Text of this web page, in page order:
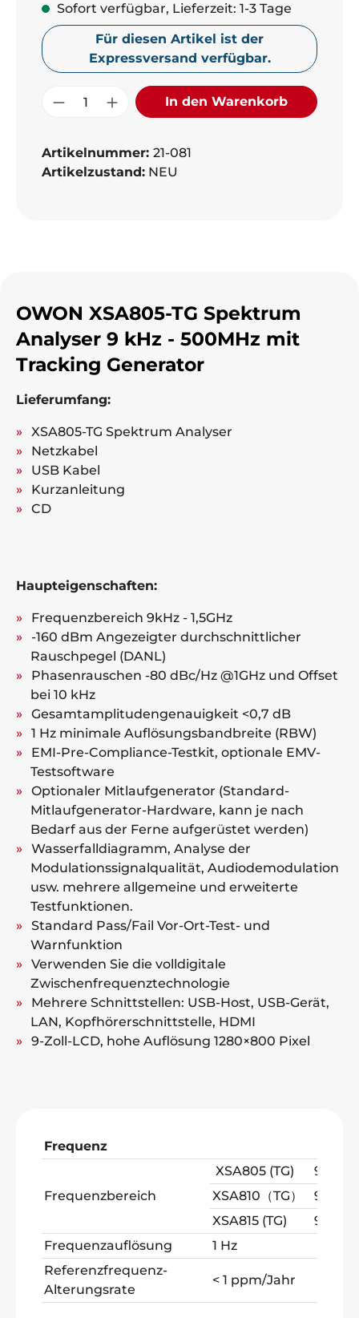
Sofort verfügbar, Lieferzeit: 1-3 Tage
Für diesen Artikel ist der
Expressversand verfügbar.
Produkt Anzahl: Gib den
In den Warenkorb
Artikelnummer: 21-081
Artikelzustand: NEU
OWON XSA805-TG Spektrum
Analyser 9 kHz - 500MHz mit
Tracking Generator
Lieferumfang:
XSA805-TG Spektrum Analyser
Netzkabel
USB Kabel
Kurzanleitung
CD
Haupteigenschaften:
Frequenzbereich 9kHz - 1,5GHz
-160 dBm Angezeigter durchschnittlicher
Rauschpegel (DANL)
Phasenrauschen -80 dBc/Hz @1GHz und Offset
bei 10 kHz
Gesamtamplitudengenauigkeit <0,7 dB
1 Hz minimale Auflösungsbandbreite (RBW)
EMI-Pre-Compliance-Testkit, optionale EMV-
Testsoftware
Optionaler Mitlaufgenerator (Standard-
Mitlaufgenerator-Hardware, kann je nach
Bedarf aus der Ferne aufgerüstet werden)
Wasserfalldiagramm, Analyse der
Modulationssignalqualität, Audiodemodulation
usw. mehrere allgemeine und erweiterte
Testfunktionen.
Standard Pass/Fail Vor-Ort-Test- und
Warnfunktion
Verwenden Sie die volldigitale
Zwischenfrequenztechnologie
Mehrere Schnittstellen: USB-Host, USB-Gerät,
LAN, Kopfhörerschnittstelle, HDMI
9-Zoll-LCD, hohe Auflösung 1280×800 Pixel
Frequenz
Frequenzbereich
XSA805 (TG)
9 kHz
XSA810（TG）
9 kHz
XSA815 (TG)
9 kHz
Frequenzauflösung
1 Hz
Referenzfrequenz-
Alterungsrate
< 1 ppm/Jahr